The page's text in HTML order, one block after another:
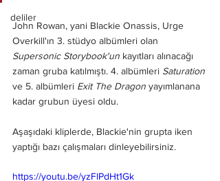
deliler
John Rowan, yani Blackie Onassis, Urge
Overkill'ın 3. stüdyo albümleri olan
Supersonic Storybook'un kayıtları alınacağı
zaman gruba katılmıştı. 4. albümleri Saturation
ve 5. albümleri Exit The Dragon yayımlanana
kadar grubun üyesi oldu.
Aşaşıdaki kliplerde, Blackie'nin grupta iken
yaptığı bazı çalışmaları dinleyebilirsiniz.
https://youtu.be/yzFlPdHt1Gk